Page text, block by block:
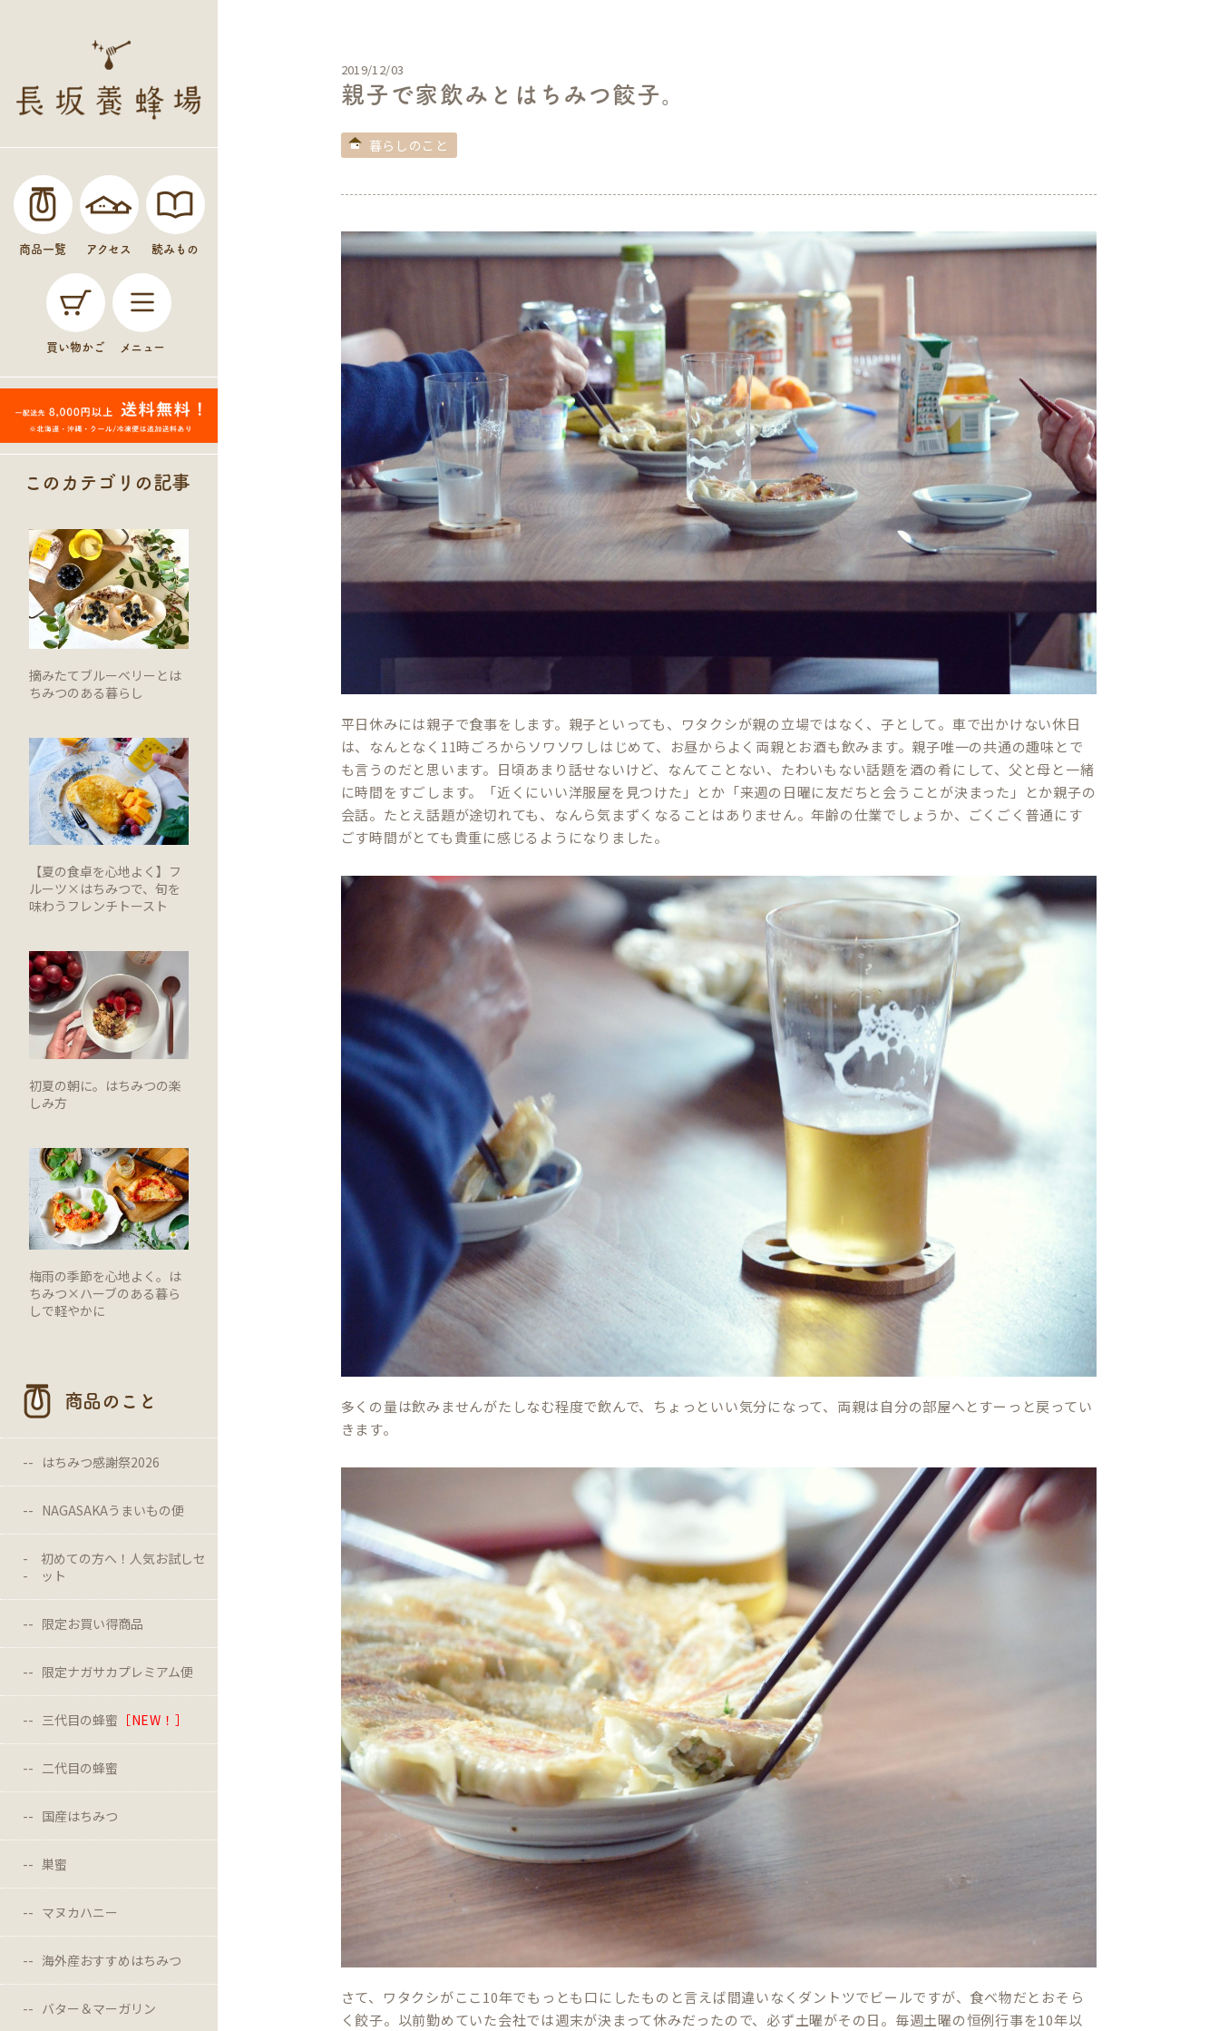
商品一覧 アクセス 読みもの
買い物かご メニュー
このカテゴリの記事
摘みたてブルーベリーとは
ちみつのある暮らし
【夏の食卓を心地よく】フ
ルーツ×はちみつで、旬を
味わうフレンチトースト
初夏の朝に。はちみつの楽
しみ方
梅雨の季節を心地よく。は
ちみつ×ハーブのある暮ら
しで軽やかに
商品のこと
はちみつ感謝祭2026
NAGASAKAうまいもの便
初めての方へ！人気お試しセ
ット
限定お買い得商品
限定ナガサカプレミアム便
三代目の蜂蜜 ［NEW！］
二代目の蜂蜜
国産はちみつ
巣蜜
マヌカハニー
海外産おすすめはちみつ
バター＆マーガリン
2019/12/03
親子で家飲みとはちみつ餃子。
暮らしのこと
平日休みには親子で食事をします。親子といっても、ワタクシが親の立場ではなく、子として。車で出かけない休日
は、なんとなく11時ごろからソワソワしはじめて、お昼からよく両親とお酒も飲みます。親子唯一の共通の趣味とで
も言うのだと思います。日頃あまり話せないけど、なんてことない、たわいもない話題を酒の肴にして、父と母と一緒
に時間をすごします。「近くにいい洋服屋を見つけた」とか「来週の日曜に友だちと会うことが決まった」とか親子の
会話。たとえ話題が途切れても、なんら気まずくなることはありません。年齢の仕業でしょうか、ごくごく普通にす
ごす時間がとても貴重に感じるようになりました。
多くの量は飲みませんがたしなむ程度で飲んで、ちょっといい気分になって、両親は自分の部屋へとすーっと戻ってい
きます。
さて、ワタクシがここ10年でもっとも口にしたものと言えば間違いなくダントツでビールですが、食べ物だとおそら
く餃子。以前勤めていた会社では週末が決まって休みだったので、必ず土曜がその日。毎週土曜の恒例行事を10年以